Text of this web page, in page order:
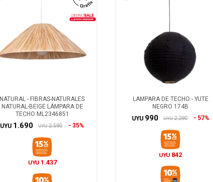
NATURAL - FIBRAS-NATURALES
NATURAL-BEIGE LÁMPARA DE
TECHO ML2346851
UYU 1.690 UYU 2.590 35%
UYU 1.437
LAMPARA DE TECHO - YUTE
NEGRO 174B
UYU 990 UYU 2.290 57%
UYU 842